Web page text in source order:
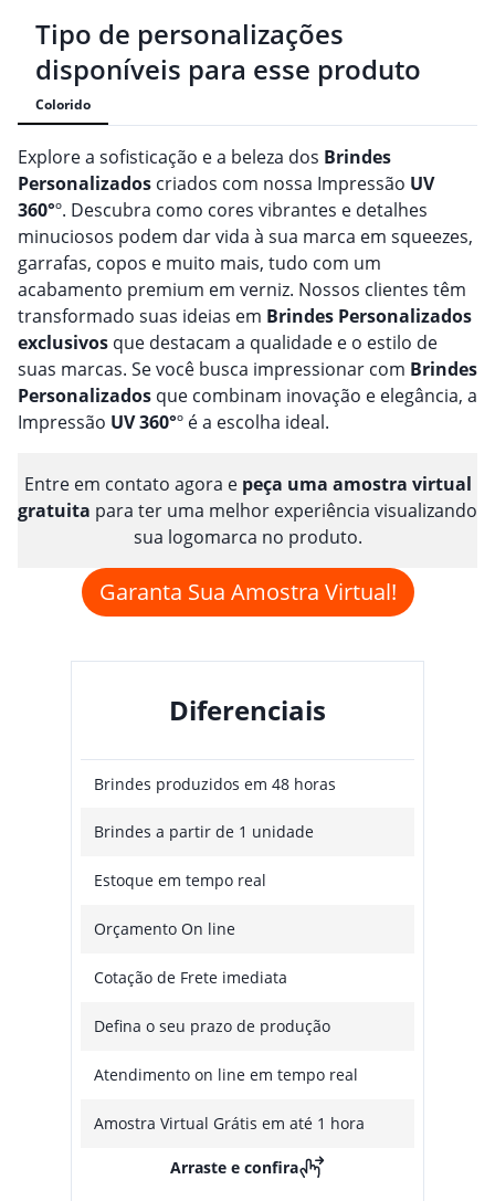
Tipo de personalizações
disponíveis para esse produto
Colorido
Explore a sofisticação e a beleza dos Brindes
Personalizados criados com nossa Impressão UV
360°º. Descubra como cores vibrantes e detalhes
minuciosos podem dar vida à sua marca em squeezes,
garrafas, copos e muito mais, tudo com um
acabamento premium em verniz. Nossos clientes têm
transformado suas ideias em Brindes Personalizados
exclusivos que destacam a qualidade e o estilo de
suas marcas. Se você busca impressionar com Brindes
Personalizados que combinam inovação e elegância, a
Impressão UV 360°º é a escolha ideal.
Entre em contato agora e peça uma amostra virtual
gratuita para ter uma melhor experiência visualizando
sua logomarca no produto.
Garanta Sua Amostra Virtual!
Diferenciais
Brindes produzidos em 48 horas
Brindes a partir de 1 unidade
Estoque em tempo real
Orçamento On line
Cotação de Frete imediata
Defina o seu prazo de produção
Atendimento on line em tempo real
Amostra Virtual Grátis em até 1 hora
Arraste e confira